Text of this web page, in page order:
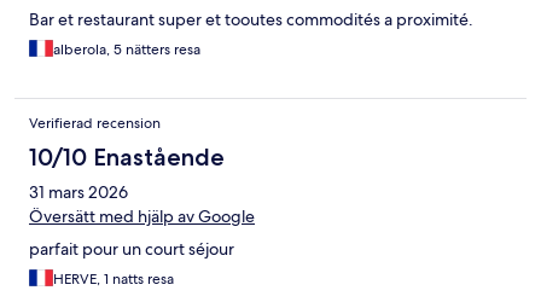
Bar et restaurant super et tooutes commodités a proximité.
alberola, 5 nätters resa
Verifierad recension
10/10 Enastående
31 mars 2026
Översätt med hjälp av Google
parfait pour un court séjour
HERVE, 1 natts resa